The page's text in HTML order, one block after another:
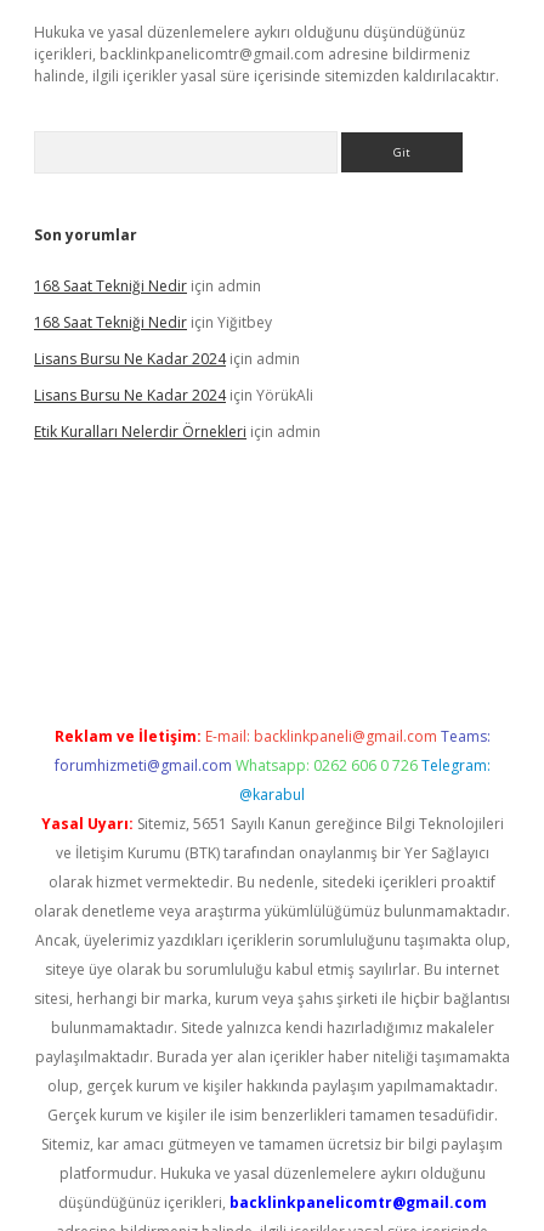
Hukuka ve yasal düzenlemelere aykırı olduğunu düşündüğünüz
içerikleri, backlinkpanelicomtr@gmail.com adresine bildirmeniz
halinde, ilgili içerikler yasal süre içerisinde sitemizden kaldırılacaktır.
Son yorumlar
168 Saat Tekniği Nedir için admin
168 Saat Tekniği Nedir için Yiğitbey
Lisans Bursu Ne Kadar 2024için admin
Lisans Bursu Ne Kadar 2024için YörükAli
Etik Kuralları Nelerdir Örnekleri için admin
Reklam ve İletişim: E-mail: backlinkpaneli@gmail.com Teams:
forumhizmeti@gmail.com Whatsapp: 0262 606 0 726 Telegram:
@karabul
Yasal Uyarı: Sitemiz, 5651 Sayılı Kanun gereğince Bilgi Teknolojileri
ve İletişim Kurumu (BTK) tarafından onaylanmış bir Yer Sağlayıcı
olarak hizmet vermektedir. Bu nedenle, sitedeki içerikleri proaktif
olarak denetleme veya araştırma yükümlülüğümüz bulunmamaktadır.
Ancak, üyelerimiz yazdıkları içeriklerin sorumluluğunu taşımakta olup,
siteye üye olarak bu sorumluluğu kabul etmiş sayılırlar. Bu internet
sitesi, herhangi bir marka, kurum veya şahıs şirketi ile hiçbir bağlantısı
bulunmamaktadır. Sitede yalnızca kendi hazırladığımız makaleler
paylaşılmaktadır. Burada yer alan içerikler haber niteliği taşımamakta
olup, gerçek kurum ve kişiler hakkında paylaşım yapılmamaktadır.
Gerçek kurum ve kişiler ile isim benzerlikleri tamamen tesadüfidir.
Sitemiz, kar amacı gütmeyen ve tamamen ücretsiz bir bilgi paylaşım
platformudur. Hukuka ve yasal düzenlemelere aykırı olduğunu
düşündüğünüz içerikleri, backlinkpanelicomtr@gmail.com